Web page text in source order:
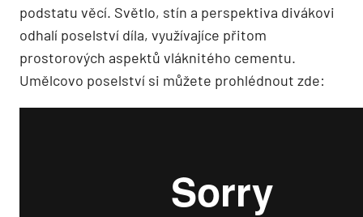
podstatu věcí. Světlo, stín a perspektiva divákovi
odhalí poselství díla, využívajíce přitom
prostorových aspektů vláknitého cementu.
Umělcovo poselství si můžete prohlédnout zde: